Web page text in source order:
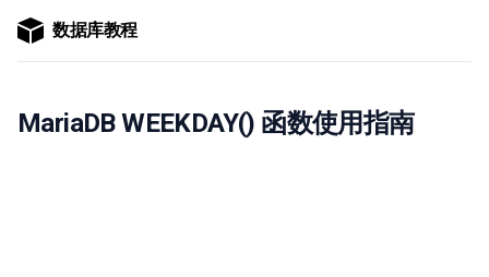
数据库教程
MariaDB WEEKDAY() 函数使用指南